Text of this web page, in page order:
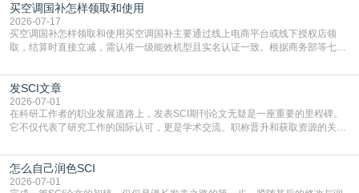
买空调国补怎样领取和使用
2026-07-17
买空调国补怎样领取和使用买空调国补主要通过线上电商平台或线下授权店领
取，结算时直接立减‌，需认准一级能效机型且实名认证一致。根据商务部等七部
能领到补贴首选‌京东APP‌搜索专属口令(如【家电补贴1637】、【国补立省
4949】等，口令会随活动更新，以页面显示为准)进入补贴专场。淘宝/天猫也可
复制粘贴【8$FKFGgJq
发SCI文章
2026-07-01
在科研工作者的职业发展道路上，发表SCI期刊论文无疑是一座重要的里程碑。
它不仅代表了研究工作的国际认可，更是学术交流、职称晋升和获取资源的关键
战与困惑。从选题立意到投稿回应，每一步都需要精心的策略与扎实的工作。本
篇AEIC学术交流中心小编就为大家介绍“发SCI文章”。一、精准定位是成功的第
一步发表SCI文章，首要解决的问题是“投
怎么自己润色SCI
2026-07-01